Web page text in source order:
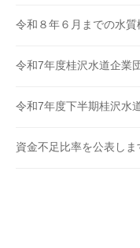
令和８年６月までの水質
令和7年度桂沢水道企業
令和7年度下半期桂沢水
資金不足比率を公表しま